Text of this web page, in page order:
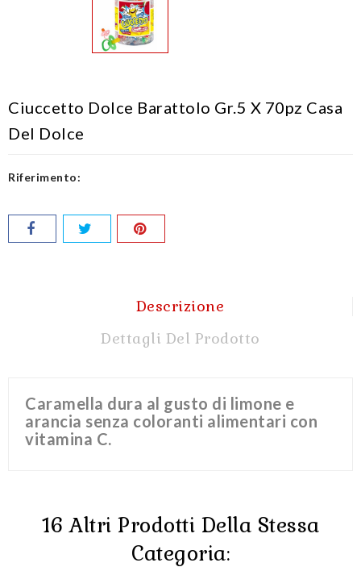
Ciuccetto Dolce Barattolo Gr.5 X 70pz Casa
Del Dolce
Riferimento:
Descrizione
Dettagli Del Prodotto
Caramella dura al gusto di limone e
arancia senza coloranti alimentari con
vitamina C.
16 Altri Prodotti Della Stessa
Categoria: